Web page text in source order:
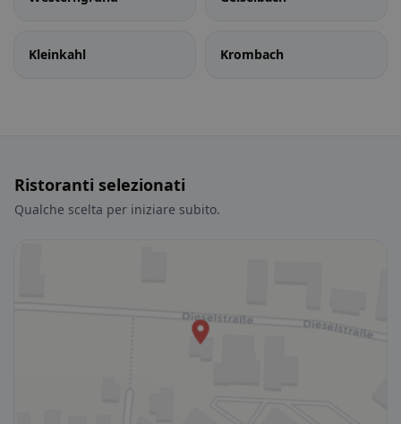
Kleinkahl Krombach
Ristoranti selezionati
Qualche scelta per iniziare subito.